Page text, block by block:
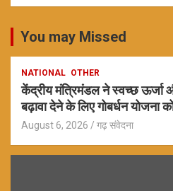
You may Missed
NATIONAL OTHER
केंद्रीय मंत्रिमंडल ने स्वच्छ ऊर्जा
बढ़ावा देने के लिए गोबर्धन योजना
August 6, 2026 गढ़ संवेदना